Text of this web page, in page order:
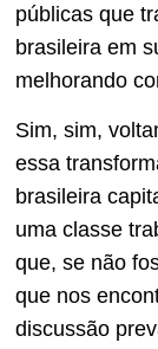
públicas que
brasileira em
melhorando
Sim, sim,
essa
brasileira
uma classe
que, se não
que nos
discussão